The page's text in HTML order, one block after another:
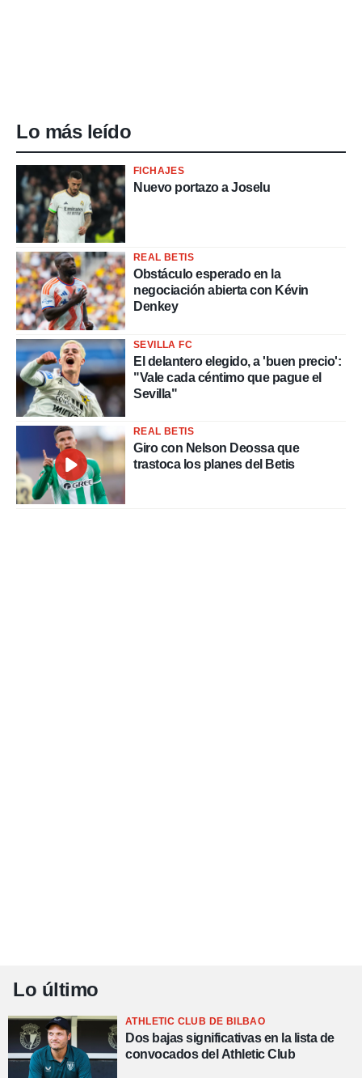
Lo más leído
FICHAJES
Nuevo portazo a Joselu
REAL BETIS
Obstáculo esperado en la
negociación abierta con Kévin
Denkey
SEVILLA FC
El delantero elegido, a 'buen precio':
"Vale cada céntimo que pague el
Sevilla"
REAL BETIS
Giro con Nelson Deossa que
trastoca los planes del Betis
Lo último
ATHLETIC CLUB DE BILBAO
Dos bajas significativas en la lista de
convocados del Athletic Club